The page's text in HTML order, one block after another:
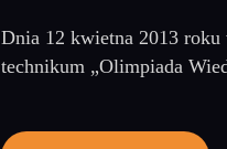
Dnia 12 kwietna 2013
technikum „Olimpiada